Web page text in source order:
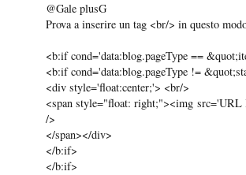
@Gale plusG
Prova a inserire un tag <br/> in questo
<b:if cond='data:blog.pageType ==
<b:if cond='data:blog.pageType !=
<div style='float:center;'> <br/>
<span style="float: right;"><img
/>
</span></div>
</b:if>
</b:if>